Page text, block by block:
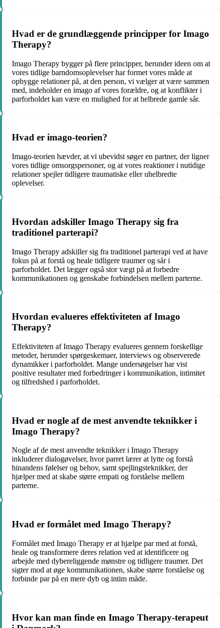
Hvad er de grundlæggende principper for Imago
Therapy?
Imago Therapy bygger på flere principper, herunder ideen om at
vores tidlige barndomsoplevelser har formet vores måde at
opbygge relationer på, at den person, vi vælger at være sammen
med, indeholder en imago af vores forældre, og at konflikter i
parforholdet kan være en mulighed for at helbrede gamle sår.
Hvad er imago-teorien?
Imago-teorien hævder, at vi ubevidst søger en partner, der ligner
vores tidlige omsorgspersoner, og at vores reaktioner i nutidige
relationer spejler tidligere traumatiske eller uhelbredte
oplevelser.
Hvordan adskiller Imago Therapy sig fra
traditionel parterapi?
Imago Therapy adskiller sig fra traditionel parterapi ved at have
fokus på at forstå og heale tidligere traumer og sår i
parforholdet. Det lægger også stor vægt på at forbedre
kommunikationen og genskabe forbindelsen mellem parterne.
Hvordan evalueres effektiviteten af Imago
Therapy?
Effektiviteten af Imago Therapy evalueres gennem forskellige
metoder, herunder spørgeskemaer, interviews og observerede
dynamikker i parforholdet. Mange undersøgelser har vist
positive resultater med forbedringer i kommunikation, intimitet
og tilfredshed i parforholdet.
Hvad er nogle af de mest anvendte teknikker i
Imago Therapy?
Nogle af de mest anvendte teknikker i Imago Therapy
inkluderer dialogøvelser, hvor parret lærer at lytte og forstå
hinandens følelser og behov, samt spejlingsteknikker, der
hjælper med at skabe større empati og forståelse mellem
parterne.
Hvad er formålet med Imago Therapy?
Formålet med Imago Therapy er at hjælpe par med at forstå,
heale og transformere deres relation ved at identificere og
arbejde med dybereliggende mønstre og tidligere traumer. Det
sigter mod at øge kommunikationen, skabe større forståelse og
forbinde par på en mere dyb og intim måde.
Hvor kan man finde en Imago Therapy-terapeut